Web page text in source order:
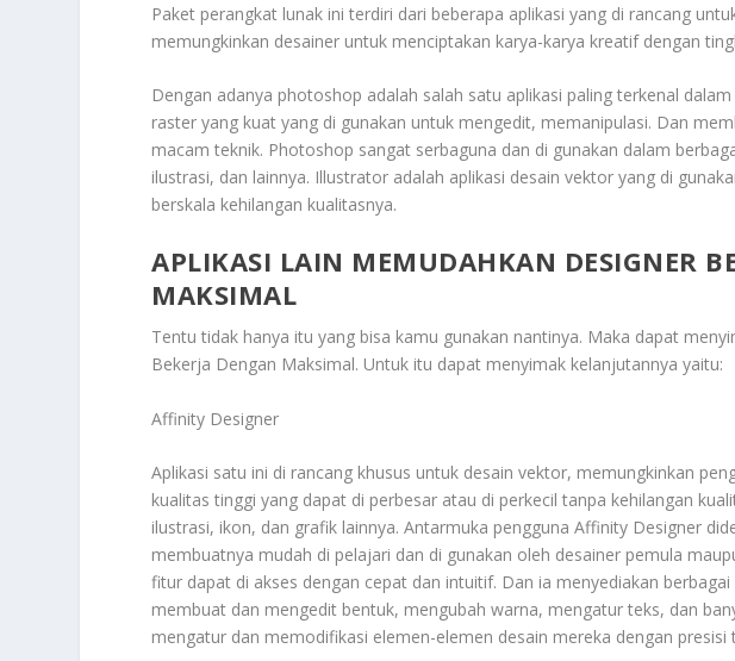
Paket perangkat lunak ini terdiri dari beberapa aplikasi yang di rancang
memungkinkan desainer untuk menciptakan karya-karya kreatif dengan
Dengan adanya photoshop adalah salah satu aplikasi paling terkenal
raster yang kuat yang di gunakan untuk mengedit, memanipulasi. Dan
macam teknik. Photoshop sangat serbaguna dan di gunakan dalam
ilustrasi, dan lainnya. Illustrator adalah aplikasi desain vektor yang di
berskala kehilangan kualitasnya.
APLIKASI LAIN MEMUDAHKAN DESIGNER
MAKSIMAL
Tentu tidak hanya itu yang bisa kamu gunakan nantinya. Maka dapat
Bekerja Dengan Maksimal. Untuk itu dapat menyimak kelanjutannya yaitu:
Affinity Designer
Aplikasi satu ini di rancang khusus untuk desain vektor, memungkinkan
kualitas tinggi yang dapat di perbesar atau di perkecil tanpa kehilangan
ilustrasi, ikon, dan grafik lainnya. Antarmuka pengguna Affinity Designer
membuatnya mudah di pelajari dan di gunakan oleh desainer pemula
fitur dapat di akses dengan cepat dan intuitif. Dan ia menyediakan
membuat dan mengedit bentuk, mengubah warna, mengatur teks, dan
mengatur dan memodifikasi elemen-elemen desain mereka dengan presisi